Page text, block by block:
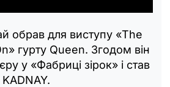
обрав для виступу «The
гурту Queen. Згодом він
у «Фабриці зірок» і став